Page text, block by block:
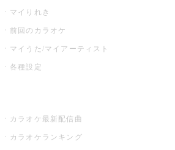
マイりれき
前回のカラオケ
マイうた/マイアーティスト
各種設定
カラオケ最新配信曲
カラオケランキング